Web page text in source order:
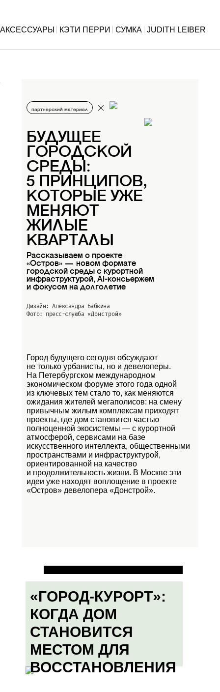
АКСЕССУАРЫ КЭТИ ПЕРРИ СУМКА JUDITH LEIBER
партнерский материал
БУДУЩЕЕ
ГОРОДСКОЙ
СРЕДЫ:
5 ПРИНЦИПОВ,
КОТОРЫЕ УЖЕ
МЕНЯЮТ
ЖИЛЫЕ
КВАРТАЛЫ
Рассказываем о проекте
«Остров» — новом формате
городской среды с курортной
инфраструктурой, AI-консьержем
и фокусом на долголетие
Дизайн: Александра Бабкина
Фото: пресс-слуюба «Донстрой»
Город будущего сегодня обсуждают
не только урбанисты, но и девелоперы.
На Петербургском международном
экономическом форуме этого года одной
из ключевых тем стало то, как меняются
ожидания жителей мегаполисов: на смену
привычным жилым комплексам приходят
проекты, где дом становится частью
полноценной экосистемы — с курортной
атмосферой, сервисами на базе
искусственного интеллекта, общественными
пространствами и инфраструктурой,
ориентированной на качество
и продолжительность жизни. В Москве эти
идеи уже находят воплощение в проекте
«Остров» девелопера «Донстрой».
«ГОРОД-КУРОРТ»:
КОГДА ДОМ
СТАНОВИТСЯ
МЕСТОМ ДЛЯ
ВОССТАНОВЛЕНИЯ